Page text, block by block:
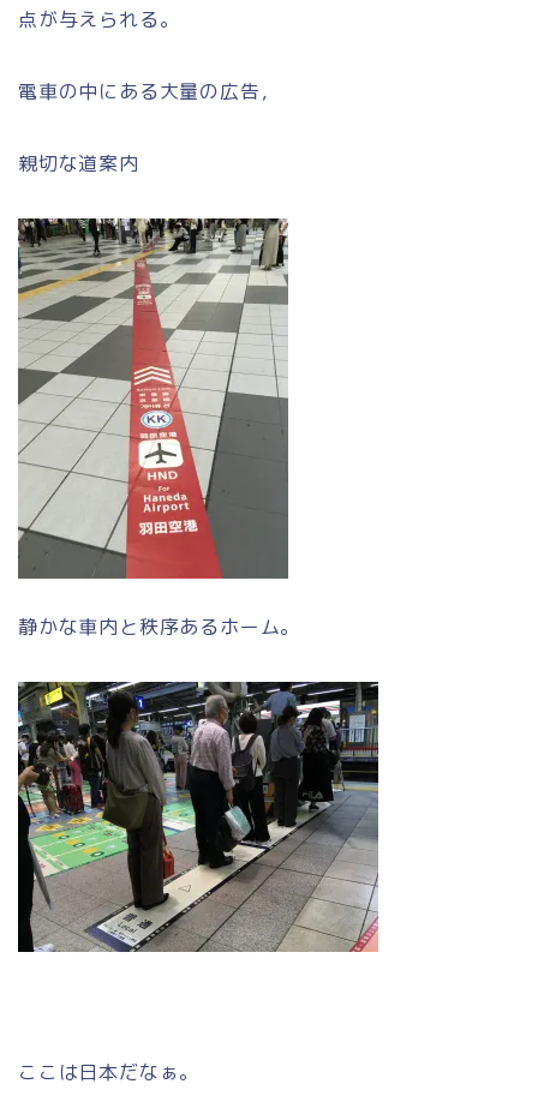
点が与えられる。
電車の中にある大量の広告，
親切な道案内
静かな車内と秩序あるホーム。
ここは日本だなぁ。